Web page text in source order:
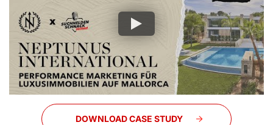
DOWNLOAD CASE STUDY